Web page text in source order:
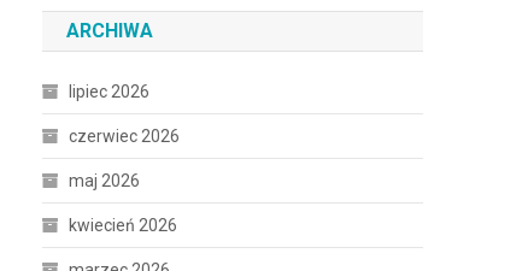
ARCHIWA
lipiec 2026
czerwiec 2026
maj 2026
kwiecień 2026